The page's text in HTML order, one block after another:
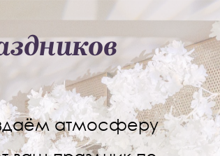
атмосферу